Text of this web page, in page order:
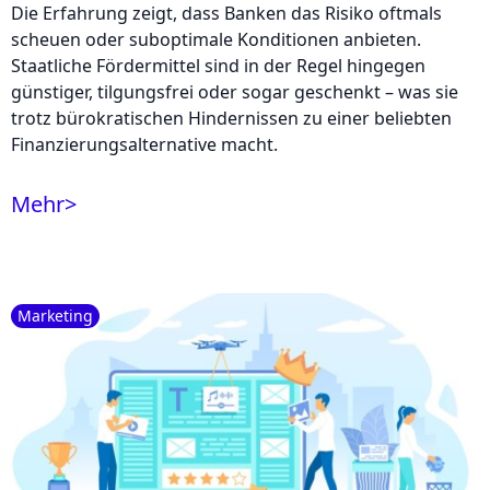
Die Erfahrung zeigt, dass Banken das Risiko oftmals
scheuen oder suboptimale Konditionen anbieten.
Staatliche Fördermittel sind in der Regel hingegen
günstiger, tilgungsfrei oder sogar geschenkt – was sie
trotz bürokratischen Hindernissen zu einer beliebten
Finanzierungsalternative macht.
Mehr>
Marketing